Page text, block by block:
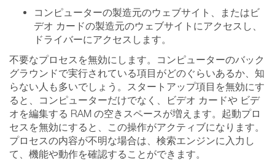
コンピューターの製造元のウェブサイト、またはビ
デオ カードの製造元のウェブサイトにアクセスし、
ドライバーにアクセスします。
不要なプロセスを無効にします。コンピューターのバック
グラウンドで実行されている項目がどのぐらいあるか、知
らない人も多いでしょう。スタートアップ項目を無効にす
ると、コンピューターだけでなく、ビデオ カードや ビデ
オを編集する RAM の空きスペースが増えます。起動プロ
セスを無効にすると、この操作がアクティブになります。
プロセスの内容が不明な場合は、検索エンジンに入力し
て、機能や動作を確認することができます。